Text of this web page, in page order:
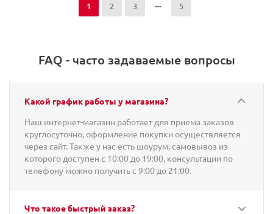
1 2 3 5
FAQ - часто задаваемые вопросы
Какой график работы у магазина?
Наш интернет-магазин работает для приема заказов
круглосуточно, оформление покупки осуществляется
через сайт. Также у нас есть шоурум, самовывоз из
которого доступен с 10:00 до 19:00, консультации по
телефону можно получить с 9:00 до 21:00.
Что такое быстрый заказ?